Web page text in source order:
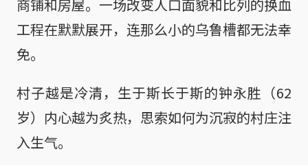
商铺和房屋。一场改变人口面貌和比列的换血
工程在默默展开，连那么小的乌鲁槽都无法幸
免。
村子越是冷清，生于斯长于斯的钟永胜（62
岁）内心越为炙热，思索如何为沉寂的村庄注
入生气。